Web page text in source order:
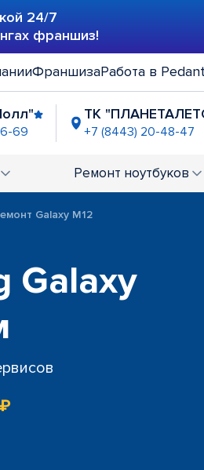
24/7
франшиз!
ФраншизаРабота в
69
ТК
+7 (8443) 20-48-47
Ремонт ноутбуков
Galaxy M12
Galaxy